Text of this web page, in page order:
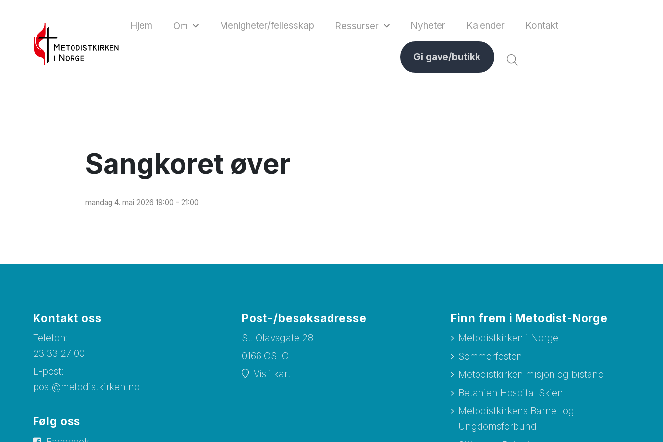
Hjem Om Menigheter/fellesskap Ressurser Nyheter Kalender Kontakt
Gi gave/butikk
Sangkoret øver
mandag 4. mai 2026 19:00 - 21:00
Kontakt oss
Telefon:
23 33 27 00
E-post:
post@metodistkirken.no
Følg oss
Post-/besøksadresse
St. Olavsgate 28
0166 OSLO
Vis i kart
Finn frem i Metodist-Norge
Metodistkirken i Norge
Sommerfesten
Metodistkirken misjon og bistand
Betanien Hospital Skien
Metodistkirkens Barne- og
Ungdomsforbund